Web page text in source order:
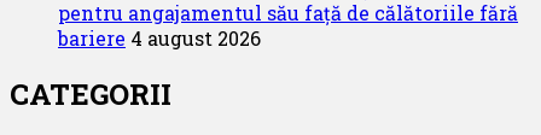
pentru angajamentul său față de călătoriile fără
bariere 4 august 2026
CATEGORII